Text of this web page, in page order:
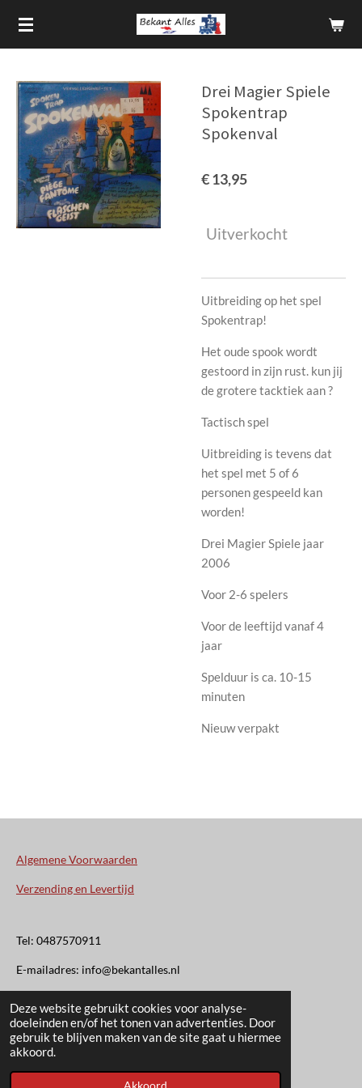
Deze website gebruikt cookies voor analyse-
doeleinden en/of het tonen van advertenties. Door
gebruik te blijven maken van de site gaat u hiermee
akkoord.
Ga
direct
hoofdinhoud
Drei Magier Spiele
Spokentrap
Spokenval
€ 13,95
Uitverkocht
Uitbreiding op het spel
Spokentrap!
Het oude spook wordt
gestoord in zijn rust. kun jij
de grotere tacktiek aan ?
Tactisch spel
Uitbreiding is tevens dat
het spel met 5 of 6
personen gespeeld kan
worden!
Drei Magier Spiele jaar
2006
Voor 2-6 spelers
Voor de leeftijd vanaf 4
jaar
Spelduur is ca. 10-15
minuten
Nieuw verpakt
Algemene Voorwaarden
Verzending en Levertijd
Tel: 0487570911
E-mailadres: info@bekantalles.nl
Rooysestraat 4
6621AM Dreumel
© 2020 - 2026 Bekant Alles